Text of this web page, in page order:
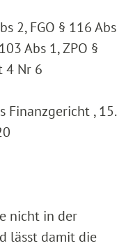
2, FGO § 116 Abs
Abs 1, ZPO §
4 Nr 6
Finanzgericht , 15.
nicht in der
lässt damit die